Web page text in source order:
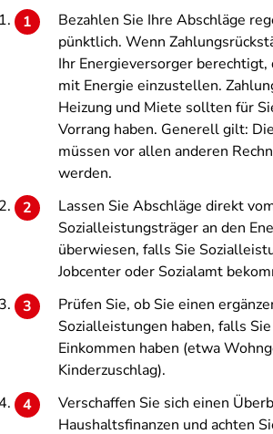
Bezahlen Sie Ihre Abschläge
pünktlich. Wenn
Ihr Energieversorger
mit Energie einzustellen.
Heizung und Miete sollten für
Vorrang haben. Generell gilt:
müssen vor allen anderen
werden.
Lassen Sie Abschläge direkt
Sozialleistungsträger an den
überwiesen, falls Sie
Jobcenter oder Sozialamt
Prüfen Sie, ob Sie einen
Sozialleistungen haben, falls
Einkommen haben (etwa
Kinderzuschlag).
Verschaffen Sie sich einen
Haushaltsfinanzen und achten